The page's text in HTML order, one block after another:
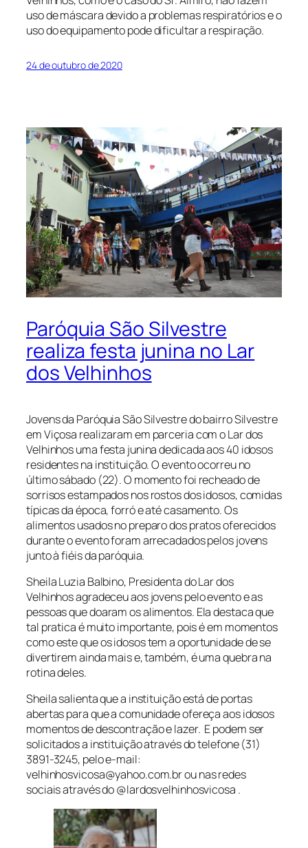
uso de máscara devido a problemas respiratórios e o
uso do equipamento pode dificultar a respiração.
24 de outubro de 2020
Paróquia São Silvestre
realiza festa junina no Lar
dos Velhinhos
Jovens da Paróquia São Silvestre do bairro Silvestre
em Viçosa realizaram em parceria com o Lar dos
Velhinhos uma festa junina dedicada aos 40 idosos
residentes na instituição. O evento ocorreu no
último sábado (22). O momento foi recheado de
sorrisos estampados nos rostos dos idosos, comidas
típicas da época, forró e até casamento. Os
alimentos usados no preparo dos pratos oferecidos
durante o evento foram arrecadados pelos jovens
junto à fiéis da paróquia.
Sheila Luzia Balbino, Presidenta do Lar dos
Velhinhos agradeceu aos jovens pelo evento e as
pessoas que doaram os alimentos. Ela destaca que
tal pratica é muito importante, pois é em momentos
como este que os idosos tem a oportunidade de se
divertirem ainda mais e, também, é uma quebra na
rotina deles.
Sheila salienta que a instituição está de portas
abertas para que a comunidade ofereça aos idosos
momentos de descontração e lazer. E podem ser
solicitados a instituição através do telefone (31)
3891-3245, pelo e-mail:
velhinhosvicosa@yahoo.com.br ou nas redes
sociais através do @lardosvelhinhosvicosa .